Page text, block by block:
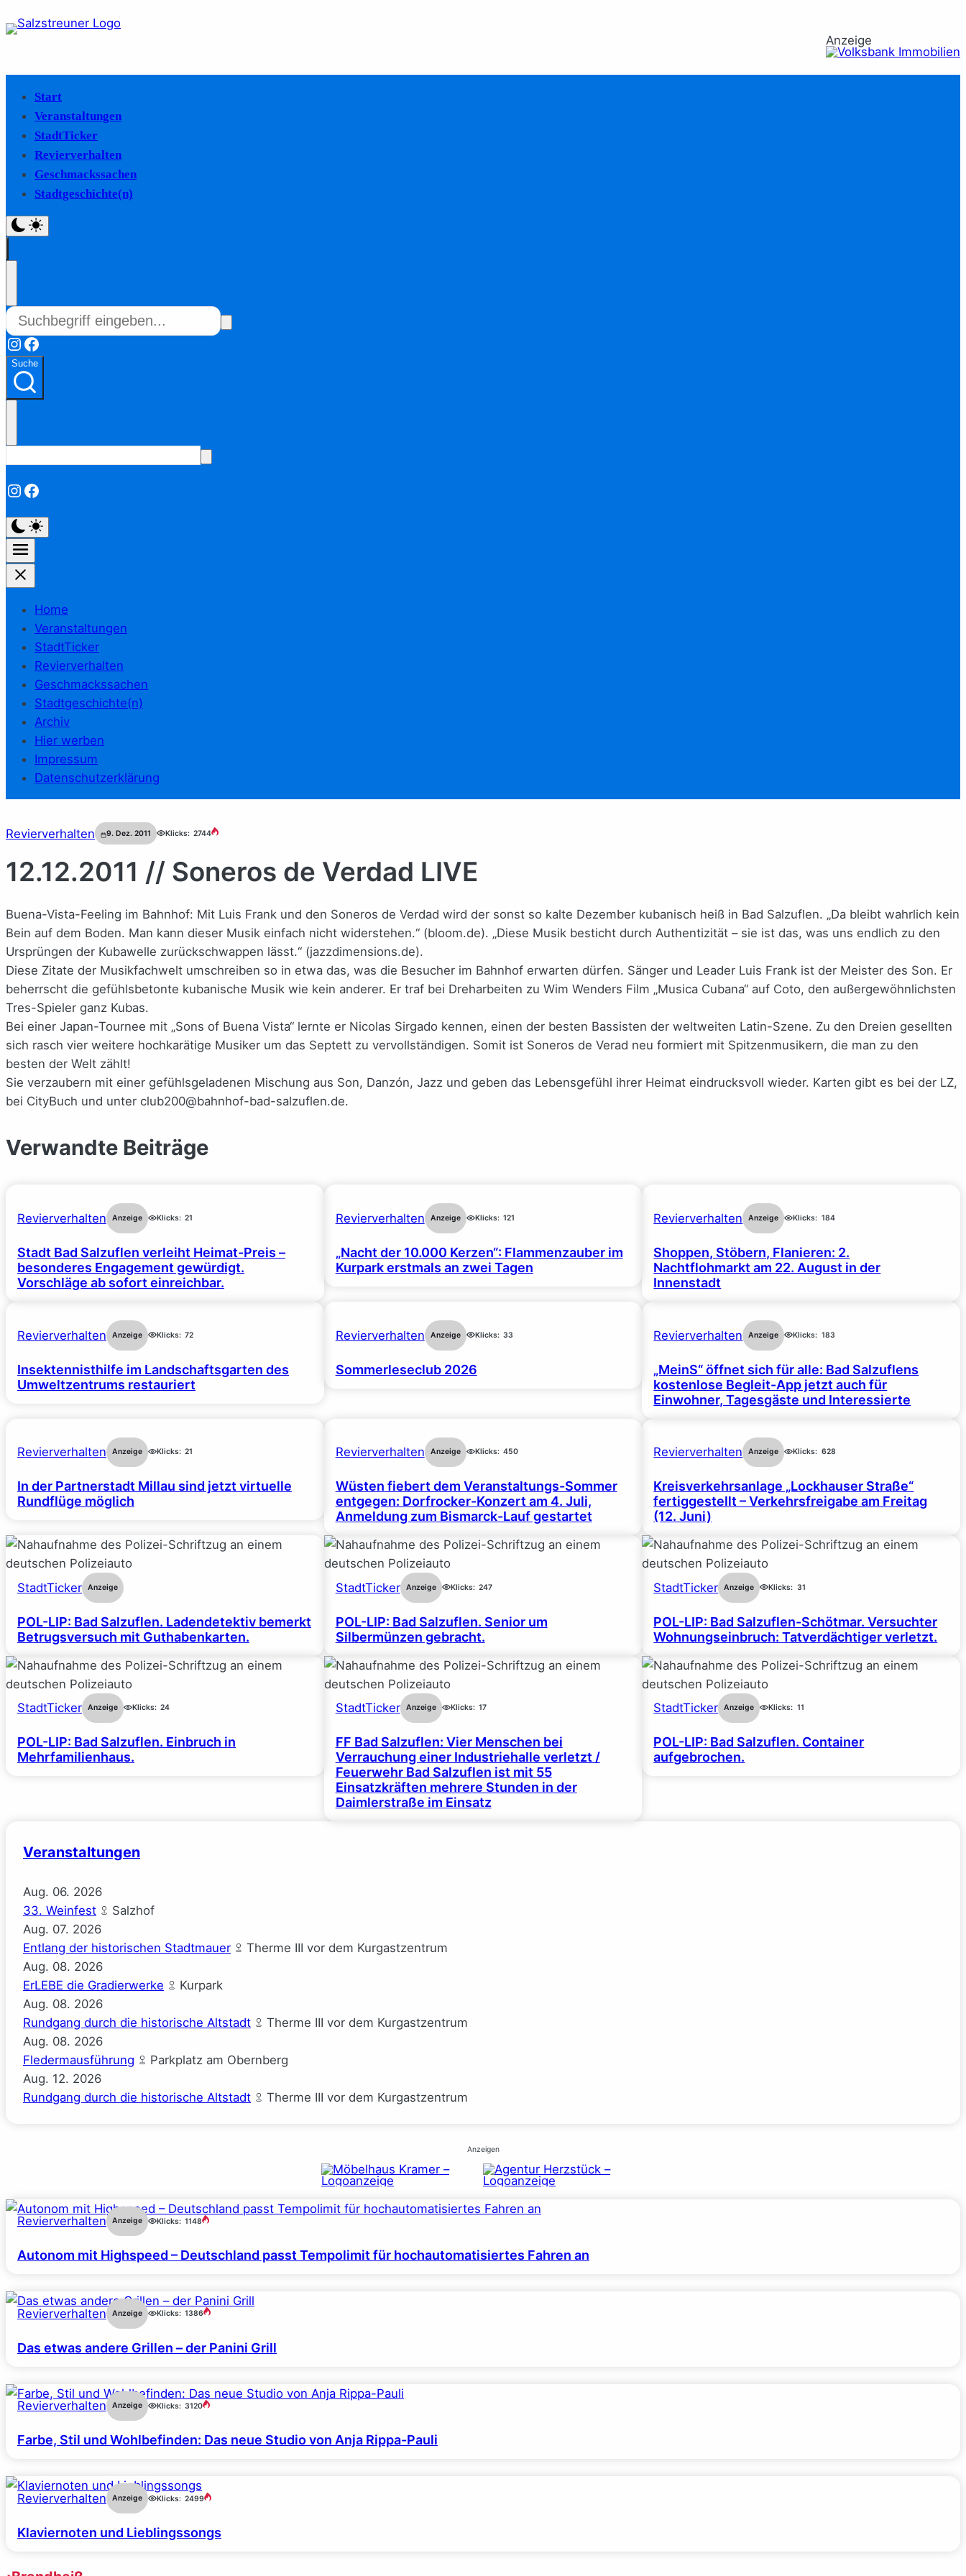
Anzeige
Start
Veranstaltungen
StadtTicker
Revierverhalten
Geschmackssachen
Stadtgeschichte(n)
Instagram
Facebook
Suche
Instagram
Facebook
Home
Veranstaltungen
StadtTicker
Revierverhalten
Geschmackssachen
Stadtgeschichte(n)
Archiv
Hier werben
Impressum
Datenschutzerklärung
Revierverhalten 9. Dez. 2011 Klicks: 2744
12.12.2011 // Soneros de Verdad LIVE
Buena-Vista-Feeling im Bahnhof: Mit Luis Frank und den Soneros de Verdad wird der sonst so kalte Dezember kubanisch heiß in Bad Salzuflen. „Da bleibt wahrlich kein
Bein auf dem Boden. Man kann dieser Musik einfach nicht widerstehen.“ (bloom.de). „Diese Musik besticht durch Authentizität – sie ist das, was uns endlich zu den
Ursprüngen der Kubawelle zurückschwappen lässt.“ (jazzdimensions.de).
Diese Zitate der Musikfachwelt umschreiben so in etwa das, was die Besucher im Bahnhof erwarten dürfen. Sänger und Leader Luis Frank ist der Meister des Son. Er
beherrscht die gefühlsbetonte kubanische Musik wie kein anderer. Er traf bei Dreharbeiten zu Wim Wenders Film „Musica Cubana“ auf Coto, den außergewöhnlichsten
Tres-Spieler ganz Kubas.
Bei einer Japan-Tournee mit „Sons of Buena Vista“ lernte er Nicolas Sirgado kennen, einen der besten Bassisten der weltweiten Latin-Szene. Zu den Dreien gesellten
sich rasch vier weitere hochkarätige Musiker um das Septett zu vervollständigen. Somit ist Soneros de Verad neu formiert mit Spitzenmusikern, die man zu den
besten der Welt zählt!
Sie verzaubern mit einer gefühlsgeladenen Mischung aus Son, Danzón, Jazz und geben das Lebensgefühl ihrer Heimat eindrucksvoll wieder. Karten gibt es bei der LZ,
bei CityBuch und unter club200@bahnhof-bad-salzuflen.de.
Verwandte Beiträge
Revierverhalten Anzeige Klicks: 21
Stadt Bad Salzuflen verleiht Heimat-Preis –
besonderes Engagement gewürdigt.
Vorschläge ab sofort einreichbar.
Revierverhalten Anzeige Klicks: 121
„Nacht der 10.000 Kerzen“: Flammenzauber im
Kurpark erstmals an zwei Tagen
Revierverhalten Anzeige Klicks: 184
Shoppen, Stöbern, Flanieren: 2.
Nachtflohmarkt am 22. August in der
Innenstadt
Revierverhalten Anzeige Klicks: 72
Insektennisthilfe im Landschaftsgarten des
Umweltzentrums restauriert
Revierverhalten Anzeige Klicks: 33
Sommerleseclub 2026
Revierverhalten Anzeige Klicks: 183
„MeinS“ öffnet sich für alle: Bad Salzuflens
kostenlose Begleit-App jetzt auch für
Einwohner, Tagesgäste und Interessierte
Revierverhalten Anzeige Klicks: 21
In der Partnerstadt Millau sind jetzt virtuelle
Rundflüge möglich
Revierverhalten Anzeige Klicks: 450
Wüsten fiebert dem Veranstaltungs-Sommer
entgegen: Dorfrocker-Konzert am 4. Juli,
Anmeldung zum Bismarck-Lauf gestartet
Revierverhalten Anzeige Klicks: 628
Kreisverkehrsanlage „Lockhauser Straße“
fertiggestellt – Verkehrsfreigabe am Freitag
(12. Juni)
StadtTicker Anzeige
POL-LIP: Bad Salzuflen. Ladendetektiv bemerkt
Betrugsversuch mit Guthabenkarten.
StadtTicker Anzeige Klicks: 247
POL-LIP: Bad Salzuflen. Senior um
Silbermünzen gebracht.
StadtTicker Anzeige Klicks: 31
POL-LIP: Bad Salzuflen-Schötmar. Versuchter
Wohnungseinbruch: Tatverdächtiger verletzt.
StadtTicker Anzeige Klicks: 24
POL-LIP: Bad Salzuflen. Einbruch in
Mehrfamilienhaus.
StadtTicker Anzeige Klicks: 17
FF Bad Salzuflen: Vier Menschen bei
Verrauchung einer Industriehalle verletzt /
Feuerwehr Bad Salzuflen ist mit 55
Einsatzkräften mehrere Stunden in der
Daimlerstraße im Einsatz
StadtTicker Anzeige Klicks: 11
POL-LIP: Bad Salzuflen. Container
aufgebrochen.
Veranstaltungen
Aug. 06. 2026
33. Weinfest
Salzhof
Aug. 07. 2026
Entlang der historischen Stadtmauer
Therme III vor dem Kurgastzentrum
Aug. 08. 2026
ErLEBE die Gradierwerke
Kurpark
Aug. 08. 2026
Rundgang durch die historische Altstadt
Therme III vor dem Kurgastzentrum
Aug. 08. 2026
Fledermausführung
Parkplatz am Obernberg
Aug. 12. 2026
Rundgang durch die historische Altstadt
Therme III vor dem Kurgastzentrum
Anzeigen
Revierverhalten Anzeige Klicks: 1148
Autonom mit Highspeed – Deutschland passt Tempolimit für hochautomatisiertes Fahren an
Revierverhalten Anzeige Klicks: 1386
Das etwas andere Grillen – der Panini Grill
Revierverhalten Anzeige Klicks: 3120
Farbe, Stil und Wohlbefinden: Das neue Studio von Anja Rippa-Pauli
Revierverhalten Anzeige Klicks: 2499
Klaviernoten und Lieblingssongs